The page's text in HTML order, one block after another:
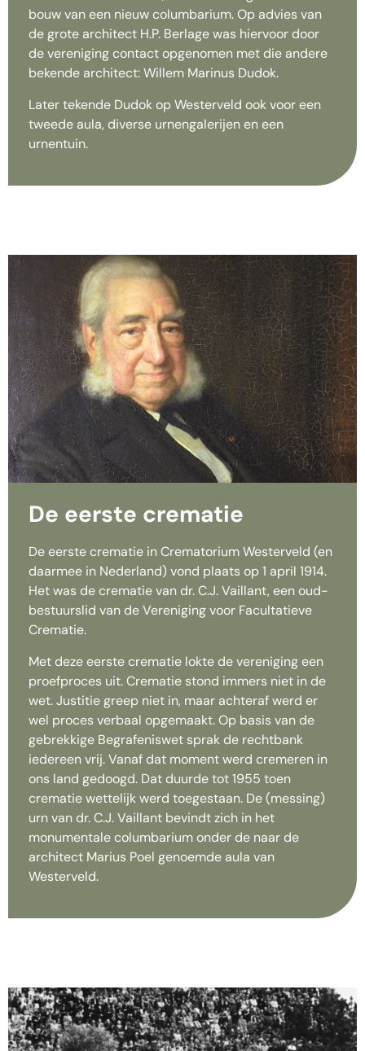
bouw van een nieuw columbarium. Op advies van
de grote architect H.P. Berlage was hiervoor door
de vereniging contact opgenomen met die andere
bekende architect: Willem Marinus Dudok.
Later tekende Dudok op Westerveld ook voor een
tweede aula, diverse urnengalerijen en een
urnentuin.
De eerste crematie
De eerste crematie in Crematorium Westerveld (en
daarmee in Nederland) vond plaats op 1 april 1914.
Het was de crematie van dr. C.J. Vaillant, een oud-
bestuurslid van de Vereniging voor Facultatieve
Crematie.
Met deze eerste crematie lokte de vereniging een
proefproces uit. Crematie stond immers niet in de
wet. Justitie greep niet in, maar achteraf werd er
wel proces verbaal opgemaakt. Op basis van de
gebrekkige Begrafeniswet sprak de rechtbank
iedereen vrij. Vanaf dat moment werd cremeren in
ons land gedoogd. Dat duurde tot 1955 toen
crematie wettelijk werd toegestaan. De (messing)
urn van dr. C.J. Vaillant bevindt zich in het
monumentale columbarium onder de naar de
architect Marius Poel genoemde aula van
Westerveld.